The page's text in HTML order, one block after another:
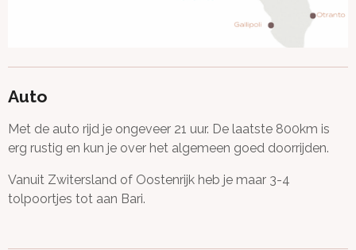
Auto
Met de auto rijd je ongeveer 21 uur. De laatste 800km is
erg rustig en kun je over het algemeen goed doorrijden.
Vanuit Zwitersland of Oostenrijk heb je maar 3-4
tolpoortjes tot aan Bari.